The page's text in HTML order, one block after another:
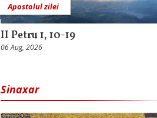
Apostolul zilei
II Petru 1, 10-19
06 Aug, 2026
Sinaxar